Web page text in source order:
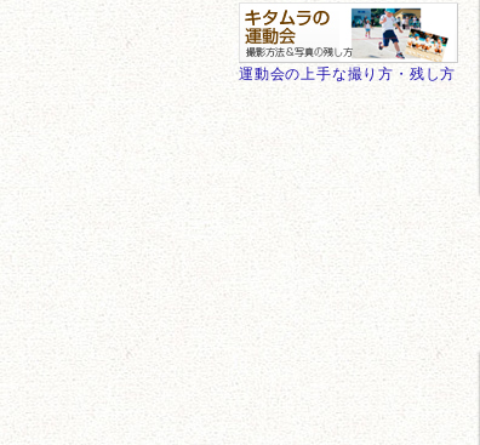
運動会の上手な撮り方・残し方